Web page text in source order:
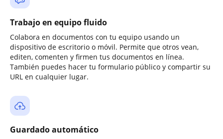
Trabajo en equipo fluido
Colabora en documentos con tu equipo usando un
dispositivo de escritorio o móvil. Permite que otros vean,
editen, comenten y firmen tus documentos en línea.
También puedes hacer tu formulario público y compartir su
URL en cualquier lugar.
Guardado automático